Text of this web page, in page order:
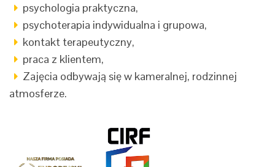
psychologia praktyczna,
psychoterapia indywidualna i grupowa,
kontakt terapeutyczny,
praca z klientem,
Zajęcia odbywają się w kameralnej, rodzinnej
atmosferze.